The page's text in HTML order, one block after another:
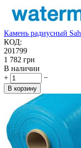
Камень радиусный
КОД:
201799
‍1 782‍ грн
В наличии
+
−
В корзину